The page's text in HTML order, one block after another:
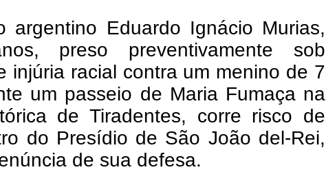
argentino Eduardo Ignácio Murias,
preso preventivamente sob
injúria racial contra um menino de 7
um passeio de Maria Fumaça na
de Tiradentes, corre risco de
do Presídio de São João del-Rei,
de sua defesa.